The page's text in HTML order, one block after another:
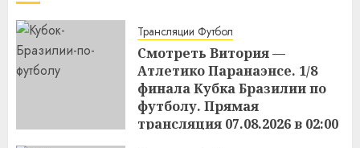
Трансляции Футбол
Смотреть Витория —
Атлетико Паранаэнсе. 1/8
финала Кубка Бразилии по
футболу. Прямая
трансляция 07.08.2026 в 02:00